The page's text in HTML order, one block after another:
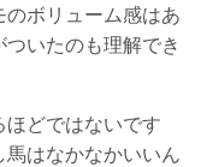
ボリューム感はあ
いたのも理解でき
どではないです
はなかなかいいん